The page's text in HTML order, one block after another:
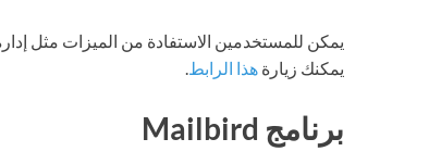
يمكن للمستخدمين الاستفادة من الميزات مثل إدارة
يمكنك زيارة هذا الرابط.
برنامج Mailbird